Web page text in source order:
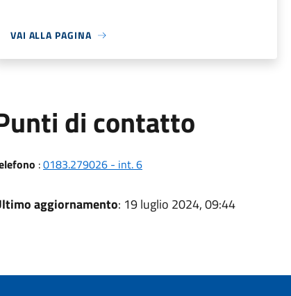
VAI ALLA PAGINA
di contatto
:0183.279026 - int. 6
aggiornamento: 19 luglio 2024, 09:44